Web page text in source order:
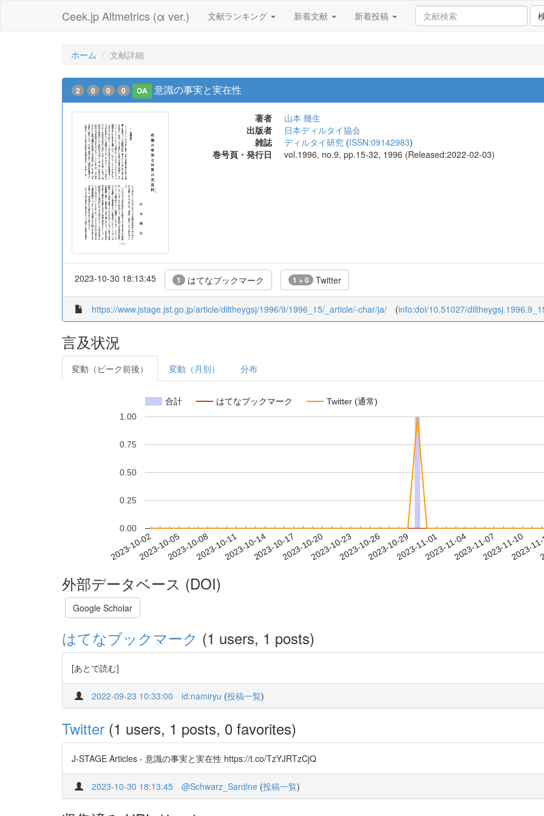
Ceek.jp Altmetrics (α ver.) 文献ランキング 新着文献 新着投稿
ホーム 文献詳細
2 0 0 0 OA 意識の事実と実在性
著者
山本 幾生
出版者
日本ディルタイ協会
雑誌
ディルタイ研究 (ISSN:09142983)
巻号頁・発行日
vol.1996, no.9, pp.15-32, 1996 (Released:2022-02-03)
2023-10-30 18:13:45 1 はてなブックマーク 1 + 0 Twitter
https://www.jstage.jst.go.jp/article/diltheygsj/1996/9/1996_15/_article/-char/ja/ (info:doi/10.51027/
言及状況
変動（ピーク前後） 変動（月別） 分布
合計 はてなブックマーク Twitter (通常)
2023-10-022023-10-052023-10-082023-10-112023-10-142023-10-172023-10-202023-10-232023-10-262023-10-292023-11-012023-11-042023-11-072023-11-10
2023-
0.00
0.25
0.50
0.75
1.00
外部データベース (DOI)
Google Scholar
はてなブックマーク (1 users, 1 posts)
[あとで読む]
2022-09-23 10:33:00 id:namiryu (投稿一覧)
Twitter (1 users, 1 posts, 0 favorites)
J-STAGE Articles - 意識の事実と実在性 https://t.co/TzYJRTzCjQ
2023-10-30 18:13:45 @Schwarz_Sardine (投稿一覧)